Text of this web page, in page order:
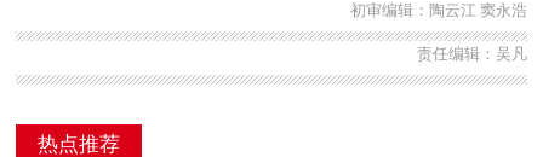
初审编辑：陶云江 窦永浩
责任编辑：吴凡
热点推荐